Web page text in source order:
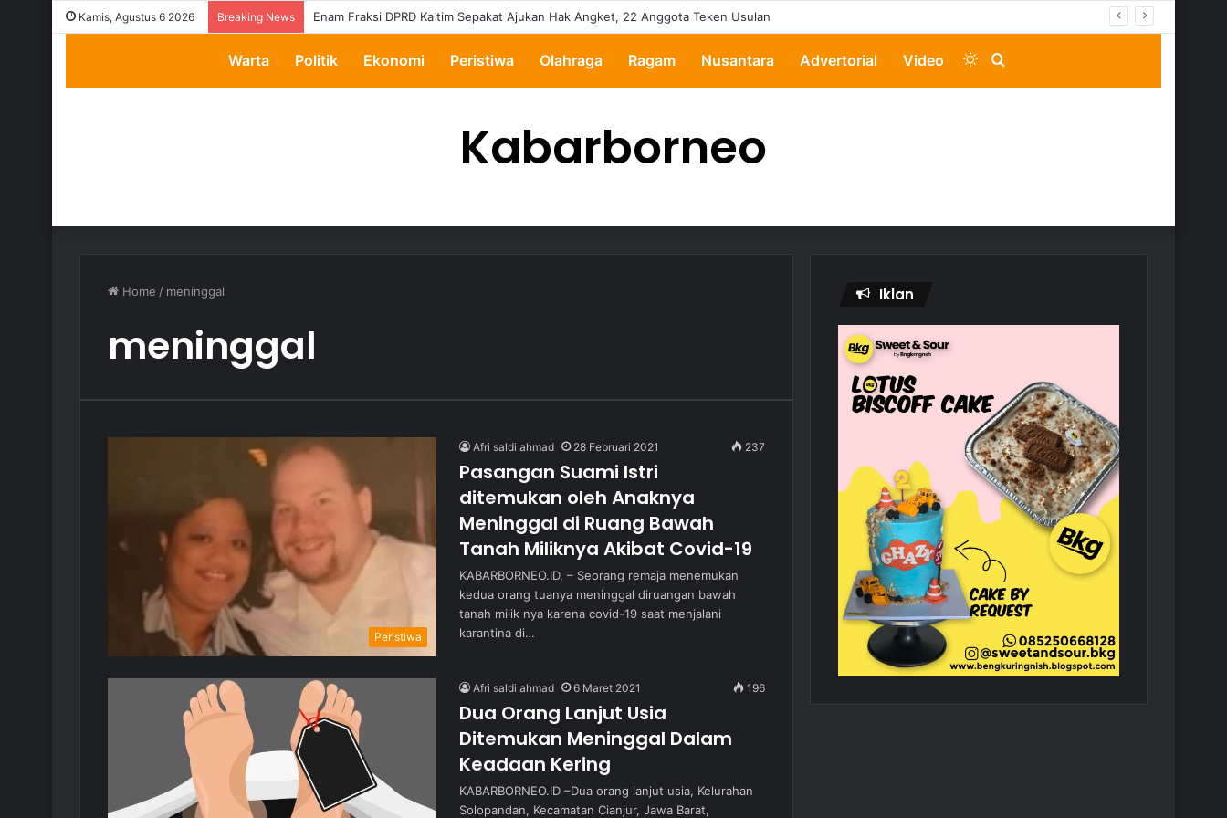
Kamis, Agustus 6 2026 Breaking News Enam Fraksi DPRD Kaltim Sepakat Ajukan Hak Angket, 22 Anggota Teken Usulan
Warta Politik Ekonomi Peristiwa Olahraga Ragam Nusantara Advertorial Video Search
Switch
Kabarborneo
Home / meninggal
meninggal
Peristiwa
Afri saldi ahmad 28 Februari 2021 237
Pasangan Suami Istri
ditemukan oleh Anaknya
Meninggal di Ruang Bawah
Tanah Miliknya Akibat Covid-19
KABARBORNEO.ID, – Seorang remaja menemukan
kedua orang tuanya meninggal diruangan bawah
tanah milik nya karena covid-19 saat menjalani
karantina di…
Afri saldi ahmad 6 Maret 2021 196
Dua Orang Lanjut Usia
Ditemukan Meninggal Dalam
Keadaan Kering
KABARBORNEO.ID –Dua orang lanjut usia, Kelurahan
Solopandan, Kecamatan Cianjur, Jawa Barat,
Iklan